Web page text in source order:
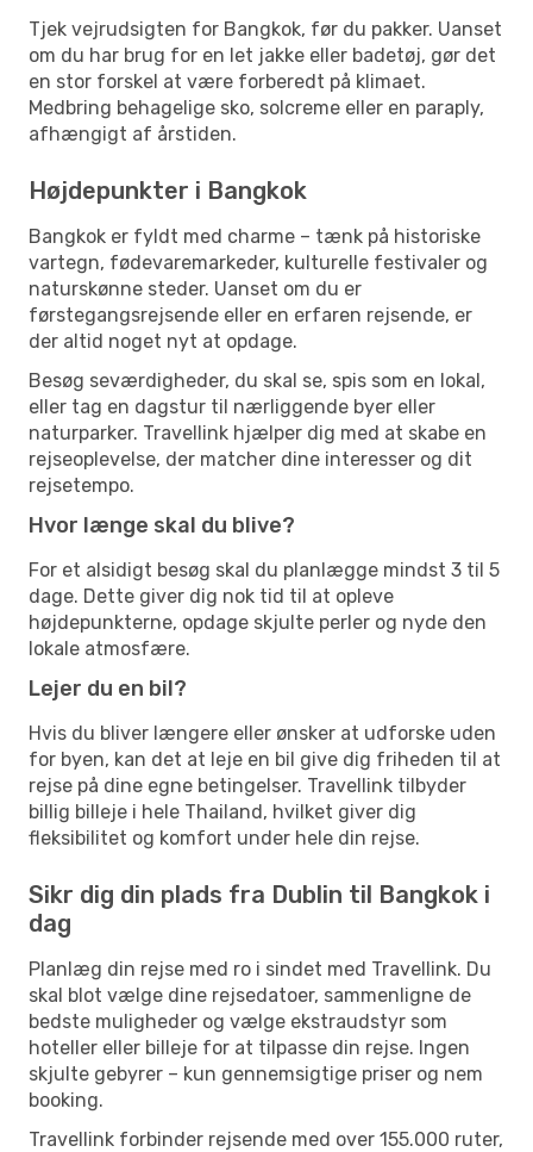
Tjek vejrudsigten for Bangkok, før du pakker. Uanset
om du har brug for en let jakke eller badetøj, gør det
en stor forskel at være forberedt på klimaet.
Medbring behagelige sko, solcreme eller en paraply,
afhængigt af årstiden.
Højdepunkter i Bangkok
Bangkok er fyldt med charme – tænk på historiske
vartegn, fødevaremarkeder, kulturelle festivaler og
naturskønne steder. Uanset om du er
førstegangsrejsende eller en erfaren rejsende, er
der altid noget nyt at opdage.
Besøg seværdigheder, du skal se, spis som en lokal,
eller tag en dagstur til nærliggende byer eller
naturparker. Travellink hjælper dig med at skabe en
rejseoplevelse, der matcher dine interesser og dit
rejsetempo.
Hvor længe skal du blive?
For et alsidigt besøg skal du planlægge mindst 3 til 5
dage. Dette giver dig nok tid til at opleve
højdepunkterne, opdage skjulte perler og nyde den
lokale atmosfære.
Lejer du en bil?
Hvis du bliver længere eller ønsker at udforske uden
for byen, kan det at leje en bil give dig friheden til at
rejse på dine egne betingelser. Travellink tilbyder
billig billeje i hele Thailand, hvilket giver dig
fleksibilitet og komfort under hele din rejse.
Sikr dig din plads fra Dublin til Bangkok i
dag
Planlæg din rejse med ro i sindet med Travellink. Du
skal blot vælge dine rejsedatoer, sammenligne de
bedste muligheder og vælge ekstraudstyr som
hoteller eller billeje for at tilpasse din rejse. Ingen
skjulte gebyrer – kun gennemsigtige priser og nem
booking.
Travellink forbinder rejsende med over 155.000 ruter,